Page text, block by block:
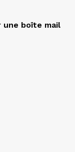
une boîte mail